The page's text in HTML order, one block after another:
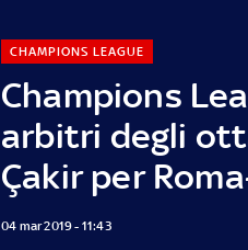
Champions
arbitri degli
Çakir per
CHAMPIONS LEAGUE
04 mar 2019 - 11:43